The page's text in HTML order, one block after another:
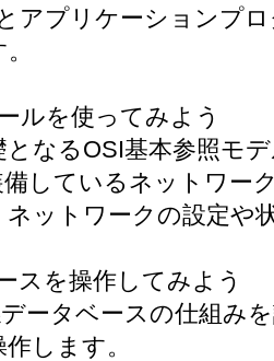
アプリケーションプ
ルを使ってみよう
なるOSI基本参照モ
しているネットワー
ットワークの設定や
スを操作してみよう
ータベースの仕組み
します。